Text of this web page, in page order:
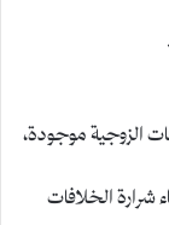
الزوجية موجودة،
الخلافات